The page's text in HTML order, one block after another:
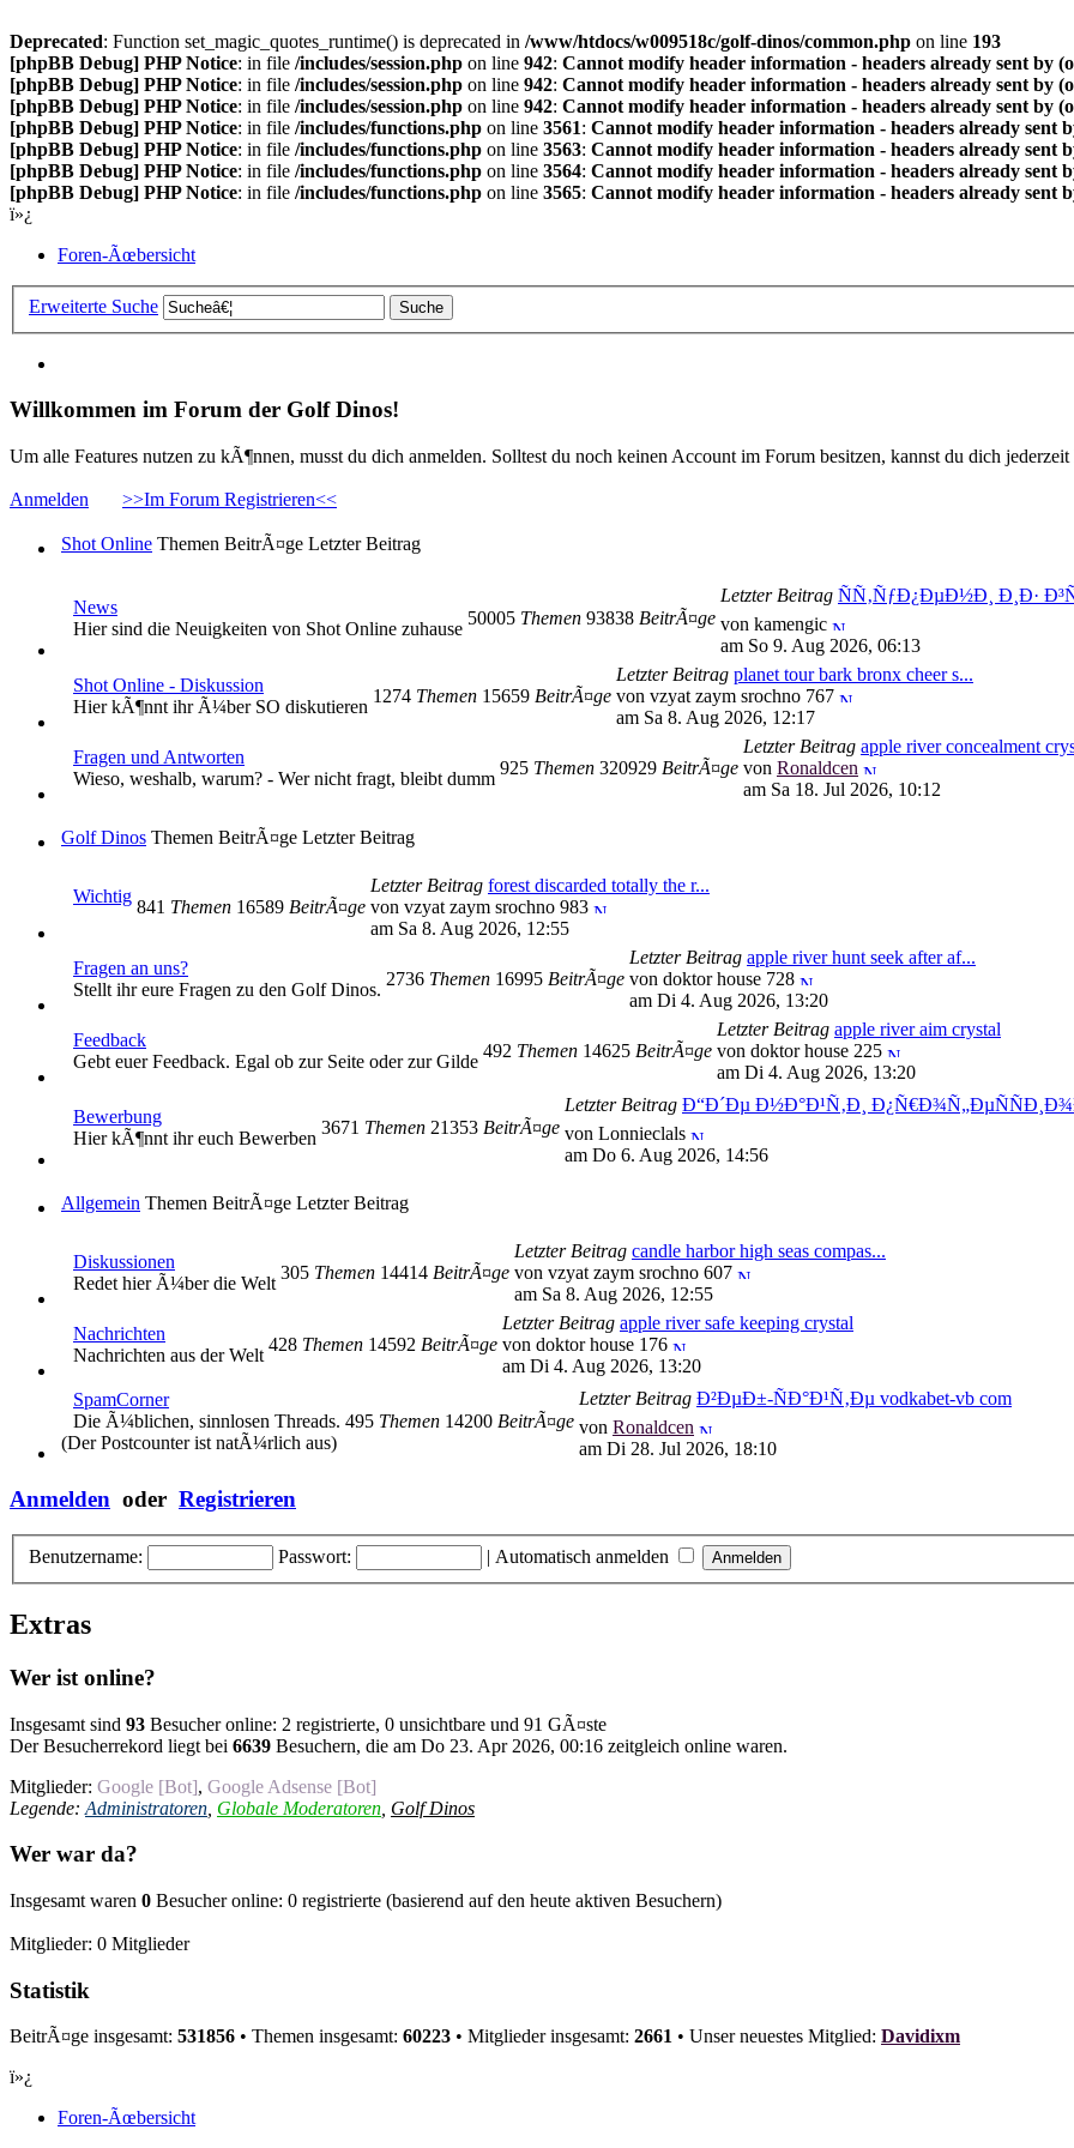
Deprecated: Function set_magic_quotes_runtime() is deprecated in /www/htdocs/w009518c/golf-dinos/common.php on line 193
[phpBB Debug] PHP Notice: in file /includes/session.php on line 942: Cannot modify header information - headers already sent by
[phpBB Debug] PHP Notice: in file /includes/session.php on line 942: Cannot modify header information - headers already sent by
[phpBB Debug] PHP Notice: in file /includes/session.php on line 942: Cannot modify header information - headers already sent by
[phpBB Debug] PHP Notice: in file /includes/functions.php on line 3561: Cannot modify header information - headers already sent
[phpBB Debug] PHP Notice: in file /includes/functions.php on line 3563: Cannot modify header information - headers already sent
[phpBB Debug] PHP Notice: in file /includes/functions.php on line 3564: Cannot modify header information - headers already sent
[phpBB Debug] PHP Notice: in file /includes/functions.php on line 3565: Cannot modify header information - headers already sent
ï»¿
Foren-Ãœbersicht
Erweiterte Suche
Willkommen im Forum der Golf Dinos!
Um alle Features nutzen zu kÃ¶nnen, musst du dich anmelden. Solltest du noch keinen Account im Forum besitzen, kannst du dich jederzeit
Anmelden >>Im Forum Registrieren<<
Shot Online Themen BeitrÃ¤ge Letzter Beitrag
News
Hier sind die Neuigkeiten von Shot Online zuhause
50005 Themen 93838 BeitrÃ¤ge
Letzter Beitrag ÑÑ‚ÑƒÐ¿ÐµÐ½Ð¸ Ð¸Ð·
von kamengic
am So 9. Aug 2026, 06:13
Shot Online - Diskussion
Hier kÃ¶nnt ihr Ã¼ber SO diskutieren
1274 Themen 15659 BeitrÃ¤ge
Letzter Beitrag planet tour bark bronx cheer s...
von vzyat zaym srochno 767
am Sa 8. Aug 2026, 12:17
Fragen und Antworten
Wieso, weshalb, warum? - Wer nicht fragt, bleibt dumm
925 Themen 320929 BeitrÃ¤ge
Letzter Beitrag apple river concealment
von Ronaldcen
am Sa 18. Jul 2026, 10:12
Golf Dinos Themen BeitrÃ¤ge Letzter Beitrag
Wichtig
841 Themen 16589 BeitrÃ¤ge
Letzter Beitrag forest discarded totally the r...
von vzyat zaym srochno 983
am Sa 8. Aug 2026, 12:55
Fragen an uns?
Stellt ihr eure Fragen zu den Golf Dinos.
2736 Themen 16995 BeitrÃ¤ge
Letzter Beitrag apple river hunt seek after af...
von doktor house 728
am Di 4. Aug 2026, 13:20
Feedback
Gebt euer Feedback. Egal ob zur Seite oder zur Gilde
492 Themen 14625 BeitrÃ¤ge
Letzter Beitrag apple river aim crystal
von doktor house 225
am Di 4. Aug 2026, 13:20
Bewerbung
Hier kÃ¶nnt ihr euch Bewerben
3671 Themen 21353 BeitrÃ¤ge
Letzter Beitrag Ð“Ð´Ðµ Ð½Ð°Ð¹Ñ‚Ð¸
von Lonnieclals
am Do 6. Aug 2026, 14:56
Allgemein Themen BeitrÃ¤ge Letzter Beitrag
Diskussionen
Redet hier Ã¼ber die Welt
305 Themen 14414 BeitrÃ¤ge
Letzter Beitrag candle harbor high seas compas...
von vzyat zaym srochno 607
am Sa 8. Aug 2026, 12:55
Nachrichten
Nachrichten aus der Welt
428 Themen 14592 BeitrÃ¤ge
Letzter Beitrag apple river safe keeping crystal
von doktor house 176
am Di 4. Aug 2026, 13:20
SpamCorner
Die Ã¼blichen, sinnlosen Threads.
(Der Postcounter ist natÃ¼rlich aus)
495 Themen 14200 BeitrÃ¤ge
Letzter Beitrag Ð²ÐµÐ±-ÑÐ°Ð¹Ñ‚Ðµ vodkabet-vb com
von Ronaldcen
am Di 28. Jul 2026, 18:10
Anmelden oder Registrieren
Benutzername: Passwort: | Automatisch anmelden
Extras
Wer ist online?
Insgesamt sind 93 Besucher online: 2 registrierte, 0 unsichtbare und 91 GÃ¤ste
Der Besucherrekord liegt bei 6639 Besuchern, die am Do 23. Apr 2026, 00:16 zeitgleich online waren.
Mitglieder: Google [Bot], Google Adsense [Bot]
Legende: Administratoren Globale Moderatoren Golf Dinos
Wer war da?
Insgesamt waren 0 Besucher online: 0 registrierte (basierend auf den heute aktiven Besuchern)
Mitglieder: 0 Mitglieder
Statistik
BeitrÃ¤ge insgesamt: 531856 • Themen insgesamt: 60223 • Mitglieder insgesamt: 2661 • Unser neuestes Mitglied: Davidixm
ï»¿
Foren-Ãœbersicht